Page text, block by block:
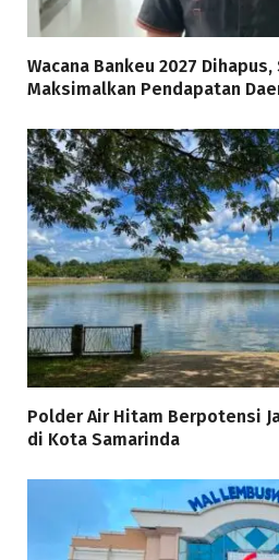
Wacana Bankeu 2027
Maksimalkan Pendapatan
Polder Air Hitam Berpotensi
di Kota Samarinda